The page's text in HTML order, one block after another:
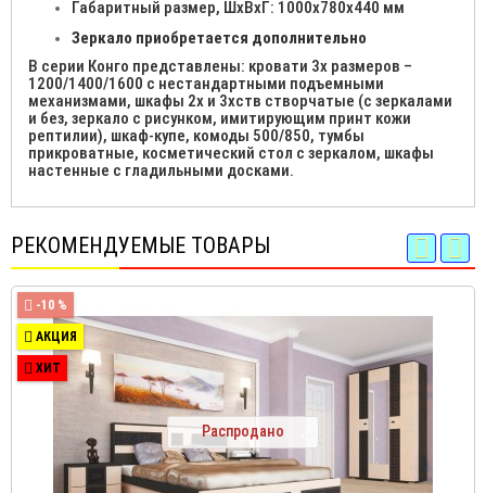
Габаритный размер, ШхВхГ: 1000х780х440 мм
Зеркало приобретается дополнительно
В серии Конго представлены: кровати 3х размеров –
1200/1400/1600 с нестандартными подъемными
механизмами, шкафы 2х и 3хств створчатые (с зеркалами
и без, зеркало с рисунком, имитирующим принт кожи
рептилии), шкаф-купе, комоды 500/850, тумбы
прикроватные, косметический стол с зеркалом, шкафы
настенные с гладильными досками.
РЕКОМЕНДУЕМЫЕ ТОВАРЫ
-10 %
АКЦИЯ
ХИТ
Распродано